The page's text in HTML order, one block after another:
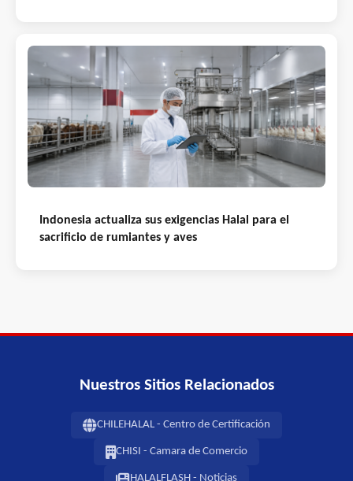
Indonesia actualiza sus exigencias Halal para el
sacrificio de rumiantes y aves
Nuestros Sitios Relacionados
CHILEHALAL - Centro de Certificación
CHISI - Camara de Comercio
HALALFLASH - Noticias